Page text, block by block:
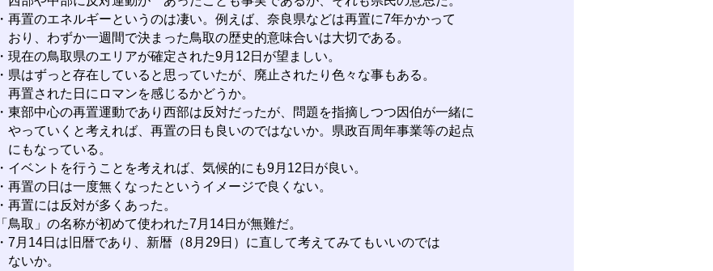
・再置のエネルギーというのは凄い。例えば、奈良県などは再置に7年かかって
おり、わずか一週間で決まった鳥取の歴史的意味合いは大切である。
・現在の鳥取県のエリアが確定された9月12日が望ましい。
・県はずっと存在していると思っていたが、廃止されたり色々な事もある。
再置された日にロマンを感じるかどうか。
・東部中心の再置運動であり西部は反対だったが、問題を指摘しつつ因伯が一緒に
やっていくと考えれば、再置の日も良いのではないか。県政百周年事業等の起点
にもなっている。
・イベントを行うことを考えれば、気候的にも9月12日が良い。
・再置の日は一度無くなったというイメージで良くない。
・再置には反対が多くあった。
「鳥取」の名称が初めて使われた7月14日が無難だ。
・7月14日は旧暦であり、新暦（8月29日）に直して考えてみてもいいのでは
ないか。